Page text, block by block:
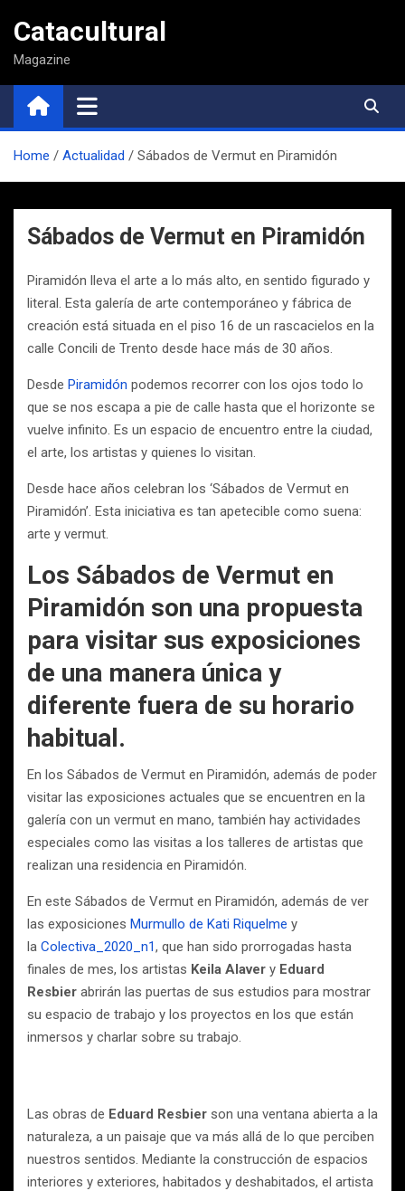
contenido
Catacultural
Magazine
Home Actualidad Sábados de Vermut en Piramidón
Sábados de Vermut en Piramidón
Piramidón lleva el arte a lo más alto, en sentido figurado y
literal. Esta galería de arte contemporáneo y fábrica de
creación está situada en el piso 16 de un rascacielos en la
calle Concili de Trento desde hace más de 30 años.
Desde Piramidón podemos recorrer con los ojos todo lo
que se nos escapa a pie de calle hasta que el horizonte se
vuelve infinito. Es un espacio de encuentro entre la ciudad,
el arte, los artistas y quienes lo visitan.
Desde hace años celebran los ‘Sábados de Vermut en
Piramidón’. Esta iniciativa es tan apetecible como suena:
arte y vermut.
Los Sábados de Vermut en
Piramidón son una propuesta
para visitar sus exposiciones
de una manera única y
diferente fuera de su horario
habitual.
En los Sábados de Vermut en Piramidón, además de poder
visitar las exposiciones actuales que se encuentren en la
galería con un vermut en mano, también hay actividades
especiales como las visitas a los talleres de artistas que
realizan una residencia en Piramidón.
En este Sábados de Vermut en Piramidón, además de ver
las exposiciones Murmullo de Kati Riquelme y
la Colectiva_2020_n1, que han sido prorrogadas hasta
finales de mes, los artistas Keila Alaver y Eduard
Resbier abrirán las puertas de sus estudios para mostrar
su espacio de trabajo y los proyectos en los que están
inmersos y charlar sobre su trabajo.
Las obras de Eduard Resbier son una ventana abierta a la
naturaleza, a un paisaje que va más allá de lo que perciben
nuestros sentidos. Mediante la construcción de espacios
interiores y exteriores, habitados y deshabitados, el artista